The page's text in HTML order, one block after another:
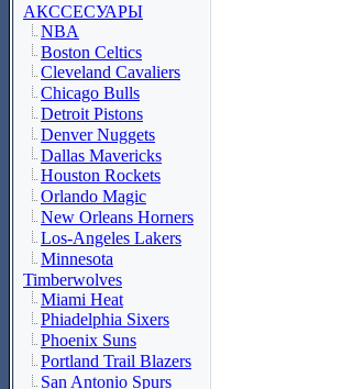
АКССЕСУАРЫ
NBA
Boston Celtics
Cleveland Cavaliers
Chicago Bulls
Detroit Pistons
Denver Nuggets
Dallas Mavericks
Houston Rockets
Orlando Magic
New Orleans Horners
Los-Angeles Lakers
Minnesota
Timberwolves
Miami Heat
Phiadelphia Sixers
Phoenix Suns
Portland Trail Blazers
San Antonio Spurs